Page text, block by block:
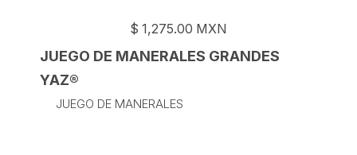
$ 1,275.00 MXN
JUEGO DE MANERALES GRANDES
YAZ®
JUEGO DE MANERALES